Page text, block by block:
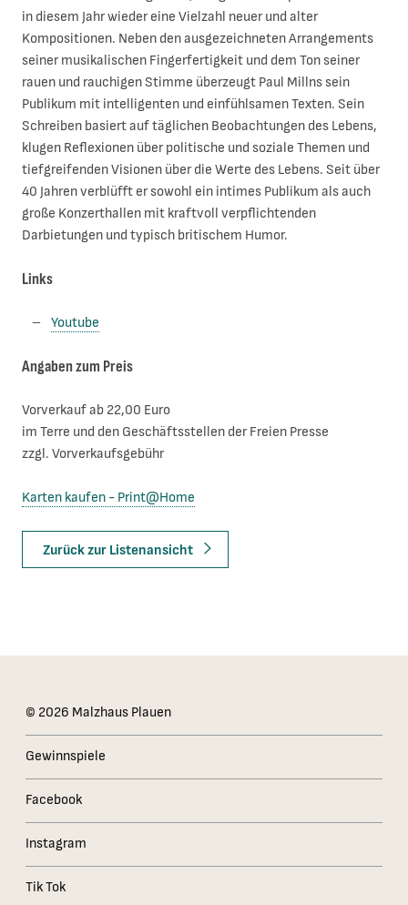
in diesem Jahr wieder eine Vielzahl neuer und alter
Kompositionen. Neben den ausgezeichneten Arrangements
seiner musikalischen Fingerfertigkeit und dem Ton seiner
rauen und rauchigen Stimme überzeugt Paul Millns sein
Publikum mit intelligenten und einfühlsamen Texten. Sein
Schreiben basiert auf täglichen Beobachtungen des Lebens,
klugen Reflexionen über politische und soziale Themen und
tiefgreifenden Visionen über die Werte des Lebens. Seit über
40 Jahren verblüfft er sowohl ein intimes Publikum als auch
große Konzerthallen mit kraftvoll verpflichtenden
Darbietungen und typisch britischem Humor.
Links
Youtube
Angaben zum Preis
Vorverkauf ab 22,00 Euro
im Terre und den Geschäftsstellen der Freien Presse
zzgl. Vorverkaufsgebühr
Karten kaufen - Print@Home
Zurück zur Listenansicht
Das Kleingedruckte
© 2026 Malzhaus Plauen
Gewinnspiele
Facebook
Instagram
Tik Tok